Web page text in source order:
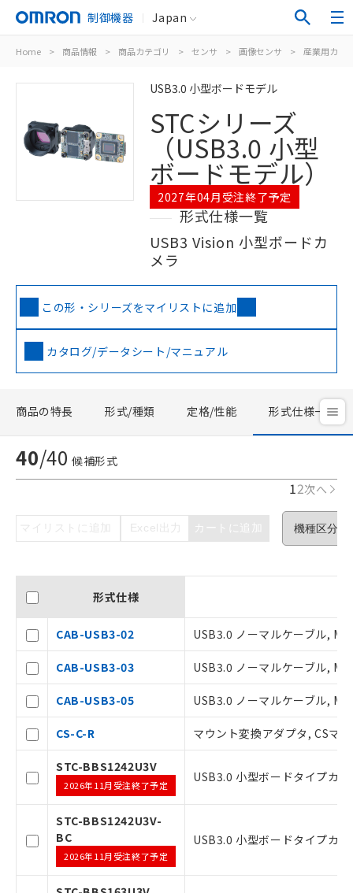
制御機器 Japan
Home > 商品情報 > 商品カテゴリ > センサ > 画像センサ > 産業用カメ
USB3.0 小型ボードモデル
STCシリーズ
（USB3.0 小型
ボードモデル）
2027年04月受注終了予定
形式仕様一覧
USB3 Vision 小型ボードカ
メラ
この形・シリーズをマイリストに追加
カタログ/データシート/マニュアル
商品の特長 形式/種類 定格/性能 形式仕様一覧
40/40 候補形式
12次へ
マイリストに追加 Excel出力 カートに追加
形式仕様
CAB-USB3-02 USB3.0 ノーマルケーブル,
CAB-USB3-03 USB3.0 ノーマルケーブル,
CAB-USB3-05 USB3.0 ノーマルケーブル,
CS-C-R マウント変換アダプタ, CSマ
STC-BBS1242U3V
2026年11月受注終了予定
USB3.0 小型ボードタイプカ
STC-BBS1242U3V-
BC
2026年11月受注終了予定
USB3.0 小型ボードタイプカ